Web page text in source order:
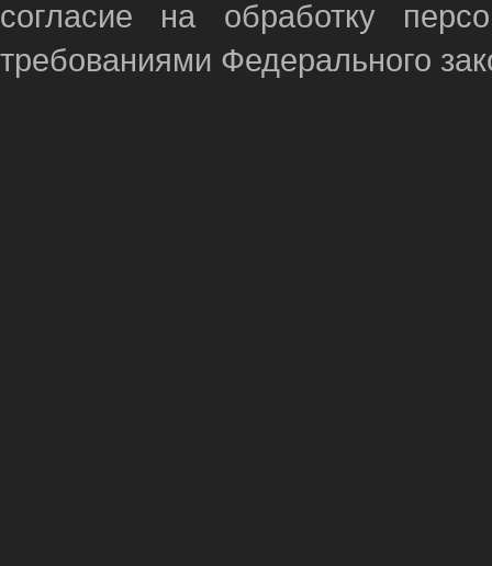
согласие на обработку
требованиями Федерального